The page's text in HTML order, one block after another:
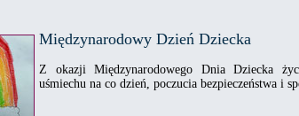
Międzynarodowy Dzień Dziecka
Z okazji Międzynarodowego Dnia Dziecka
uśmiechu na co dzień, poczucia bezpieczeństwa i